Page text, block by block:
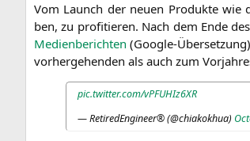
Vom Launch der neu­en Pro­duk­te wie
ben, zu pro­fi­tie­ren. Nach dem Ende
Medi­en­be­rich­ten (Goog­le-
vor­her­ge­hen­den als auch zum
pic.twitter.com/vPFUHIz6XR
— Reti­re­dEn­gi­neer® (@chiakokhua)